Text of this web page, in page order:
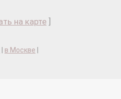
на карте
в Москве